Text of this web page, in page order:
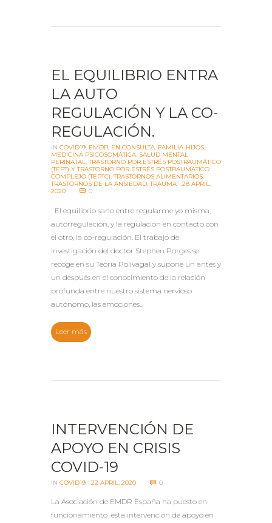
EL EQUILIBRIO ENTRA
LA AUTO
REGULACIÓN Y LA CO-
REGULACIÓN.
IN COVID19, EMDR, EN CONSULTA, FAMILIA-HIJOS,
MEDICINA PSICOSOMÁTICA, SALUD MENTAL
PERINATAL,TRASTORNO POR ESTRÉS POSTRAUMÁTICO
(TEPT) Y TRASTORNO POR ESTRÉS POSTRAUMÁTICO
COMPLEJO (TEPTC),TRASTORNOS ALIMENTARIOS,
TRASTORNOS DE LA ANSIEDAD,TRAUMA
28 APRIL,
2020
0
El equilibrio sano entre regularme yo misma,
autorregulación, y la regulación en contacto con
el otro, la co-regulación. El trabajo de
investigación del doctor Stephen Porges se
recoge en su Teoría Polivagal y supone un antes y
un después en el conocimiento de la relación
profunda entre nuestro sistema nervioso
autónomo, las emociones...
Leer más
INTERVENCIÓN DE
APOYO EN CRISIS
COVID-19
IN COVID19 22 APRIL, 2020 0
La Asociación de EMDR España ha puesto en
funcionamiento esta intervención de apoyo en